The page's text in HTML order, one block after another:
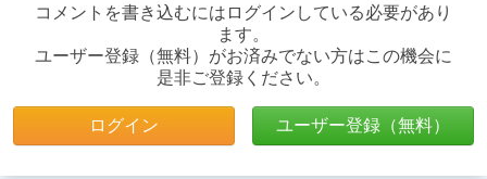
コメントを書き込むにはログインしている必要があり
ます。
ユーザー登録（無料）がお済みでない方はこの機会に
是非ご登録ください。
ログイン ユーザー登録（無料）